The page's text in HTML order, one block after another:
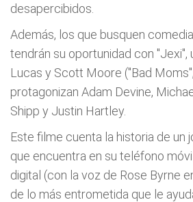
desapercibidos.
Además, los que busquen
tendrán su oportunidad con "Jexi",
Lucas y Scott Moore ("Bad
protagonizan Adam Devine,
Shipp y Justin Hartley.
Este filme cuenta la historia de un
que encuentra en su teléfono
digital (con la voz de Rose Byrne
de lo más entrometida que le